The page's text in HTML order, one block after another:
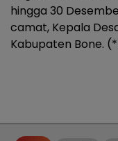
hingga 30
camat, Kepala
Kabupaten Bone.